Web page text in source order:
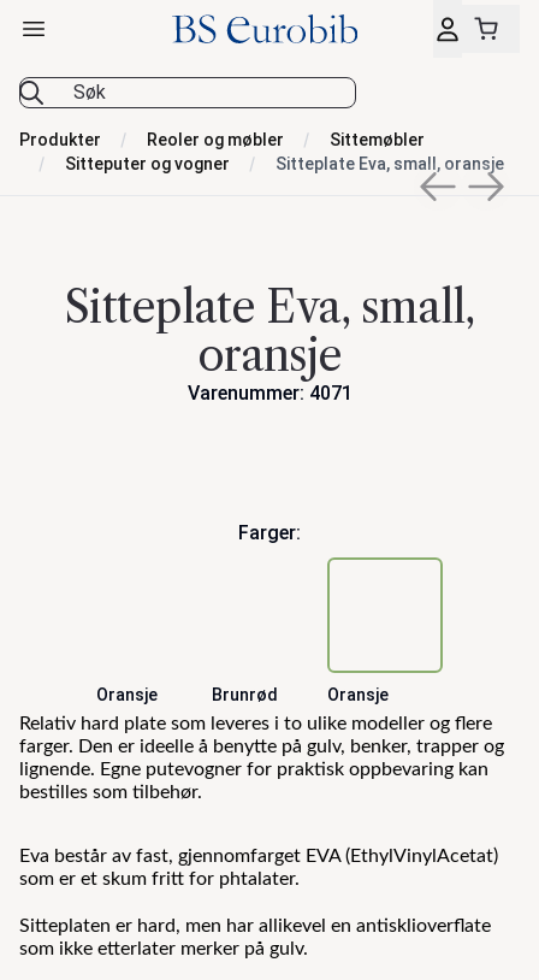
BS Eurobib
Åpne hovedmeny
Produkter Reoler og møbler
Sittemøbler
Sitteputer og vogner
Sitteplate Eva, small, oransje
Previous
Next
Sitteplate Eva, small,
oransje
Varenummer: 4071
Farger:
Oransje Brunrød Oransje
Beskrivelse
Relativ hard plate som leveres i to ulike modeller og flere
farger. Den er ideelle å benytte på gulv, benker, trapper og
lignende. Egne putevogner for praktisk oppbevaring kan
bestilles som tilbehør.
Eva består av fast, gjennomfarget EVA (EthylVinylAcetat)
som er et skum fritt for phtalater.
Sitteplaten er hard, men har allikevel en antisklioverflate
som ikke etterlater merker på gulv.